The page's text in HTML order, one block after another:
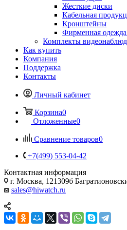
Жесткие диски
Кабельная
Кронштейны
Фирменная одежда
Комплекты
Как купить
Компания
Поддержка
Контакты
Личный кабинет
Корзина0
Отложенные0
Сравнение товаров0
+7(499) 553-04-42
Контактная информация
г. Москва, 121309б
sales@hiwatch.ru